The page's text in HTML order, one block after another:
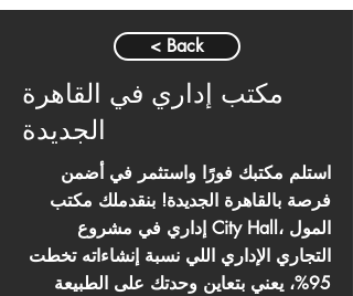
< Back
مكتب إداري في القاهرة
الجديدة
استلم مكتبك فورًا واستثمر في أضمن
فرصة بالقاهرة الجديدة! بنقدملك مكتب
إداري في مشروع City Hall، المول
التجاري الإداري اللي نسبة إنشاءاته تخطت
95%، يعني بتعاين وحدتك على الطبيعة